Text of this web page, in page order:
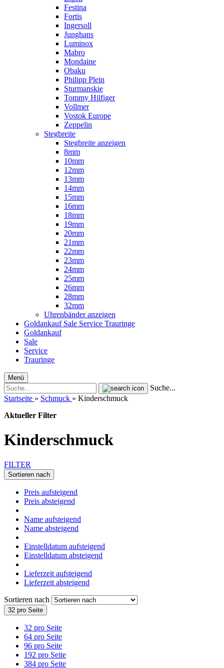
Festina
Fortis
Ingersoll
Junghans
Luminox
Mabro
Mondaine
Obaku
Philipp Plein
Sturmanskie
Tommy Hilfiger
Vollmer
Vostok Europe
Zeppelin
Stegbreite
Stegbreite anzeigen
8mm
10mm
12mm
13mm
14mm
15mm
16mm
18mm
19mm
20mm
21mm
22mm
23mm
24mm
25mm
26mm
28mm
32mm
Uhrenbänder anzeigen
Goldankauf Sale Service Trauringe
Goldankauf
Sale
Service
Trauringe
Menü
Suche...
Startseite » Schmuck » Kinderschmuck
Aktueller Filter
Kinderschmuck
FILTER
Sortieren nach
Preis aufsteigend
Preis absteigend
Name aufsteigend
Name absteigend
Einstelldatum aufsteigend
Einstelldatum absteigend
Lieferzeit aufsteigend
Lieferzeit absteigend
Sortieren nach
32 pro Seite
32 pro Seite
64 pro Seite
96 pro Seite
192 pro Seite
384 pro Seite